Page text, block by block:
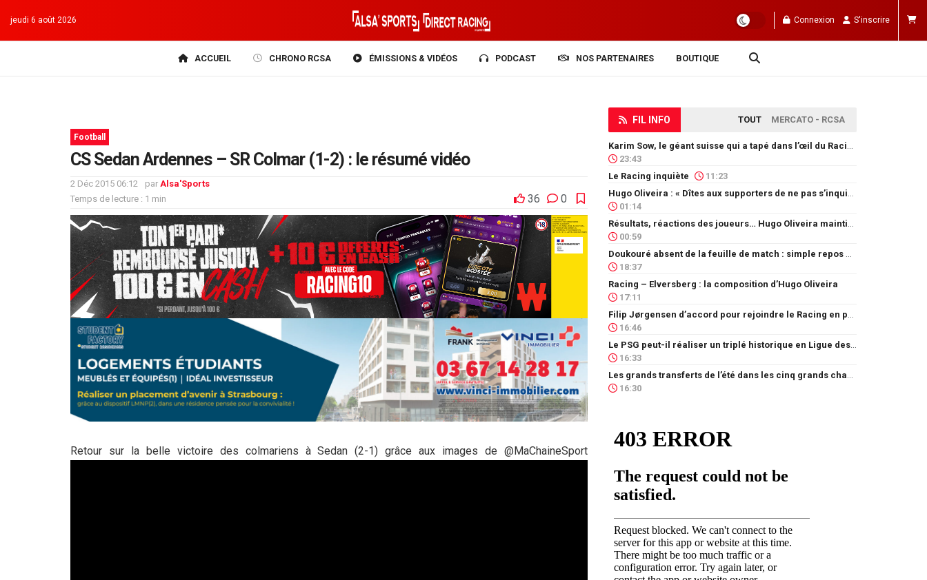
jeudi 6 août 2026 Connexion S'inscrire
ACCUEIL CHRONO RCSA ÉMISSIONS & VIDÉOS PODCAST NOS PARTENAIRES BOUTIQUE
Football
CS Sedan Ardennes – SR Colmar (1-2) : le résumé vidéo
2 Déc 2015 06:12 par Alsa'Sports
Temps de lecture : 1 min
36 0
Retour sur la belle victoire des colmariens à Sedan (2-1) grâce aux images de @MaChaineSport
FIL INFO TOUT MERCATO - RCSA
23:43
Le Racing inquiète
11:23
01:14
00:59
18:37
Racing – Elversberg : la composition d’Hugo Oliveira
17:11
16:46
16:33
16:30